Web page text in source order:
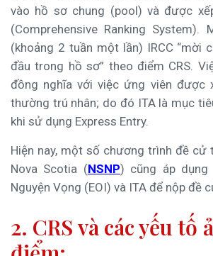
vào hồ sơ chung (pool) và được
(Comprehensive Ranking
(khoảng 2 tuần một lần) IRCC “mời
đầu trong hồ sơ” theo điểm CRS.
đồng nghĩa với việc ứng viên được
thường trú nhân; do đó ITA là mục
khi sử dụng Express Entry.
Hiện nay, một số chương trình đề cử
Nova Scotia (NSNP) cũng áp dụng
Nguyện Vọng (EOI) và ITA để nộp đề
2. CRS và các yếu tố